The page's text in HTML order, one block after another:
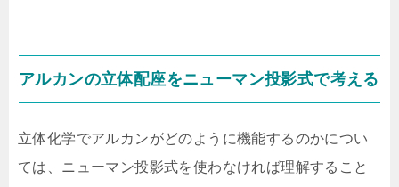
アルカンの立体配座をニューマン投影式で考える
立体化学でアルカンがどのように機能するのかについ
ては、ニューマン投影式を使わなければ理解すること